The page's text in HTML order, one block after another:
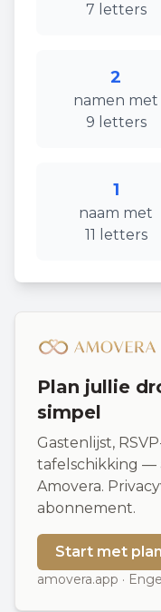
7 letters
2
namen met
9 letters
1
naam met
11 letters
Plan jullie
simpel
Gastenlijst,
tafelschikking —
Amovera.
abonnement.
Start met
amovera.app ·